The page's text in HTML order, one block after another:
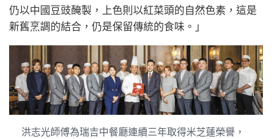
仍以中國豆豉醃製，上色則以紅菜頭的自然色素，這是
新舊烹調的結合，仍是保留傳統的食味。」
洪志光師傅為瑞吉中餐廳連續三年取得米芝蓮榮譽，